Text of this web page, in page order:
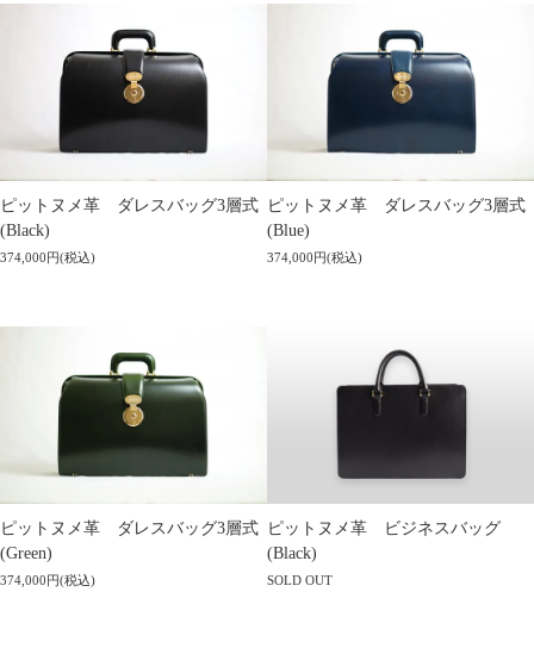
ピットヌメ革 ダレスバッグ3層式
(Black)
374,000円(税込)
ピットヌメ革 ダレスバッグ3層式
(Blue)
374,000円(税込)
ピットヌメ革 ダレスバッグ3層式
(Green)
374,000円(税込)
ピットヌメ革 ビジネスバッグ
(Black)
SOLD OUT